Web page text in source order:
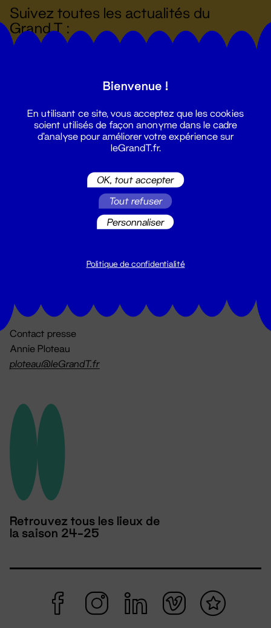
Suivez toutes les actualités du
Grand T :
billetterie@leGrandT.fr
Contact presse
Annie Ploteau
ploteau@leGrandT.fr
Retrouvez tous les lieux de
la saison 24-25
Bienvenue !
En utilisant ce site, vous acceptez que les cookies
soient utilisés de façon anonyme dans le cadre
d'analyse pour améliorer votre expérience sur
leGrandT.fr.
OK, tout accepter
Tout refuser
Personnaliser
Politique de confidentialité